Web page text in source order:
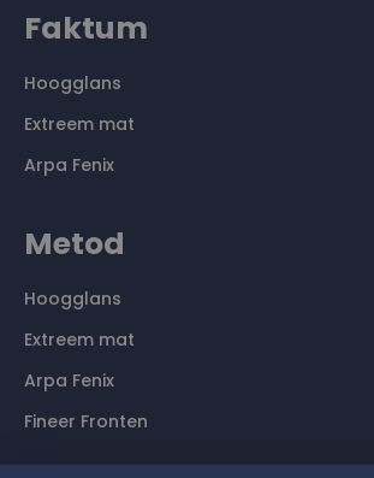
Faktum
Hoogglans
Extreem mat
Arpa Fenix
Metod
Hoogglans
Extreem mat
Arpa Fenix
Fineer Fronten